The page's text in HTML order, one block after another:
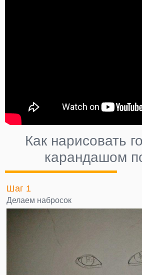
Как нарисовать
карандашом
Шаг 1
Делаем набросок